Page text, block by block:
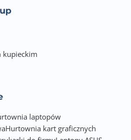
kupieckim
laptopów
Hurtownia kart graficznych